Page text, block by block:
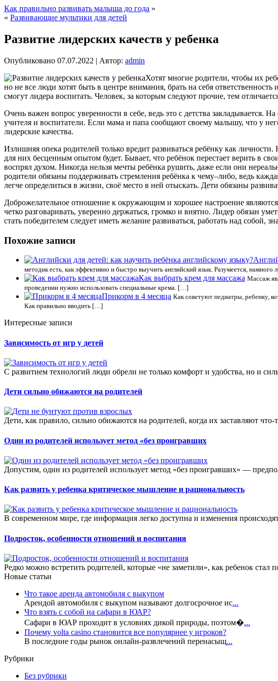
Как правильно развивать малыша до года »
« Развивающие мультики для детей
Развитие лидерских качеств у ребенка
Опубликовано 07.07.2022 | Автор: admin
Хотят многие родители, чтобы их
но не все люди хотят быть в центре внимания, брать на себя
смогут лидера воспитать. Человек, за которым следуют прочие, тем
Очень важен вопрос уверенности в себе, ведь это с детства закладывается.
учителя и воспитатели. Если мама и папа сообщают своему малышу, что у
лидерские качества.
Излишняя опека родителей только вредит развиваться ребёнку как
для них бесценным опытом будет. Бывает, что ребёнок перестает верить в
воспрял духом. Никогда нельзя мечты ребёнка рушить, даже если они
родители обязаны поддерживать стремления ребёнка к чему–либо, ведь
легче определиться в жизни, своё место в ней отыскать. Дети обязаны
Доброжелательное отношение к окружающим и хорошее настроение
четко разговаривать, уверенно держаться, громко и внятно. Лидер обязан
стать победителем следует иметь желание развиваться, работать над собой,
Похожие записи
методик есть, как эффективно и быстро выучить английский язык. Разумеется,
Как выбрать крем для массажа Массаж
проведении нужно использовать специальные крема. […]
Прикорм в 4 месяца Как советуют педиатры, ребенку,
Как правильно вводить […]
Интересные записи
Зависимость от игр у детей
С развитием технологий люди обрели не только комфорт и удобства, но и
Дети сильно обижаются на родителей
Дети, как правило, сильно обижаются на родителей, когда их заставляют
Один из родителей использует метод «без проигравших
Допустим, один из родителей использует метод «без проигравших» —
Как развить у ребенка критическое мышление и рациональность
В современном мире, где информация легко доступна и изменения
Подросток, особенности отношений и воспитания
Редко можно встретить родителей, которые «не заметили», как ребенок стал
Новые статьи
Что такое аренда автомобиля с выкупом
Арендой автомобиля с выкупом называют долгосрочное ис...
Что взять с собой на сафари в ЮАР?
Сафари в ЮАР проходит в условиях дикой природы, поэтом�...
Почему volta casino становится все популярнее у игроков?
В последние годы рынок онлайн-развлечений перенасыщ...
Рубрики
Без рубрики